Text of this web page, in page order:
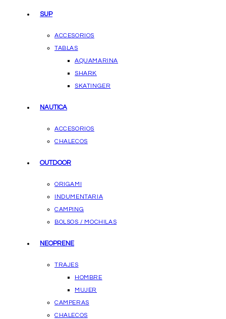
SUP
ACCESORIOS
TABLAS
AQUAMARINA
SHARK
SKATINGER
NAUTICA
ACCESORIOS
CHALECOS
OUTDOOR
ORIGAMI
INDUMENTARIA
CAMPING
BOLSOS / MOCHILAS
NEOPRENE
TRAJES
HOMBRE
MUJER
CAMPERAS
CHALECOS